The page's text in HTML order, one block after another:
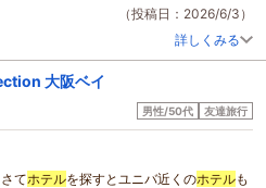
（投稿日：2026/6/3）
詳しくみる
大阪ベイ
男性/50代 友達旅行
てホテルを探すとユニバ近くのホテルも